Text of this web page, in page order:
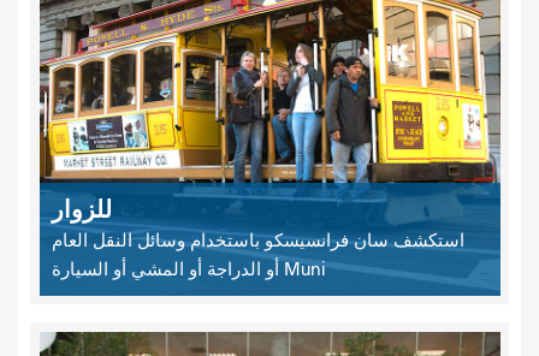
للزوار
استكشف سان فرانسيسكو باستخدام وسائل النقل العام
Muni أو الدراجة أو المشي أو السيارة